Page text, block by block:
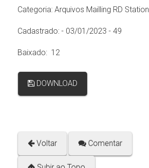
Categoria: Arquivos Mailling RD Station
Cadastrado: - 03/01/2023 - 49
Baixado: 12
DOWNLOAD
Voltar Comentar